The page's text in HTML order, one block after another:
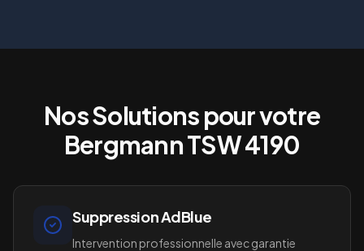
Nos Solutions pour votre
Bergmann TSW 4190
Suppression AdBlue
Intervention professionnelle avec garantie